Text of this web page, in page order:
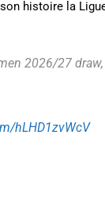
histoire la
2026/27
hLHD1zvWcV